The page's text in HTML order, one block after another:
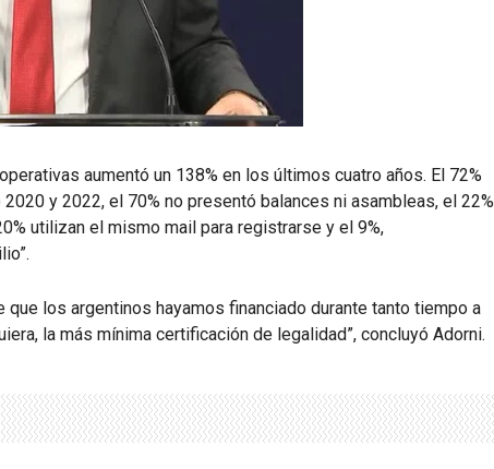
aumentó un 138% en los últimos cuatro años. El 72%
y 2022, el 70% no presentó balances ni asambleas, el 22%
utilizan el mismo mail para registrarse y el 9%,
que los argentinos hayamos financiado durante tanto tiempo a
la más mínima certificación de legalidad”, concluyó Adorni.